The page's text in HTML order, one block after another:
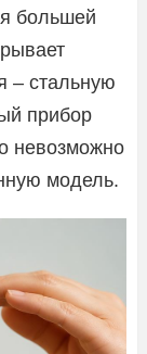
большей
– стальную
прибор
невозможно
модель.